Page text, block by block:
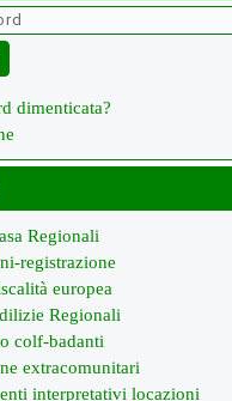
dimenticata?
Regionali
registrazione
europea
Regionali
colf-badanti
extracomunitari
interpretativi locazioni